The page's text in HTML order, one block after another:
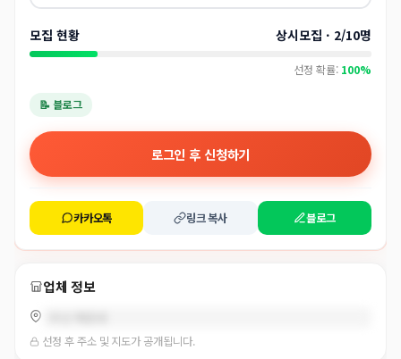
모집 현황 상시모집 · 2/10명
선정 확률: 100%
📝 블로그
로그인 후 신청하기
카카오톡 링크 복사 블로그
업체 정보
선정 후 주소 및 지도가 공개됩니다.